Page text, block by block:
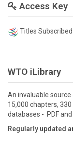
Access Key
Titles Subscribed
WTO iLibrary
An invaluable
15,000 chapters,
databases - PDF and
Regularly updated